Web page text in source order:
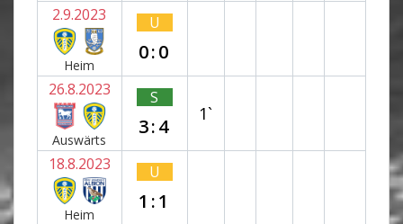
2.9.2023
Heim
U
0:0
26.8.2023
Auswärts
S
3:4
1`
18.8.2023
Heim
U
1:1